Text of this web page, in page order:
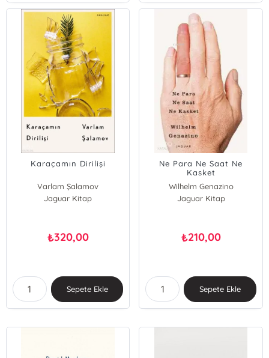
Karaçamın Dirilişi
Varlam Şalamov
Jaguar Kitap
₺320,00
Sepete Ekle
Ne Para Ne Saat Ne
Kasket
Wilhelm Genazino
Jaguar Kitap
₺210,00
Sepete Ekle